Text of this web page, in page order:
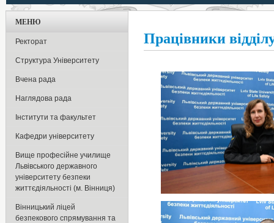
Працівники
МЕНЮ
Ректорат
Структура Університету
Вчена рада
Наглядова рада
Інститути та факультет
Кафедри університету
Вище професійне училище
Львівського державного
університету безпеки
життєдіяльності (м. Вінниця)
Вінницький ліцей
безпекового спрямування та